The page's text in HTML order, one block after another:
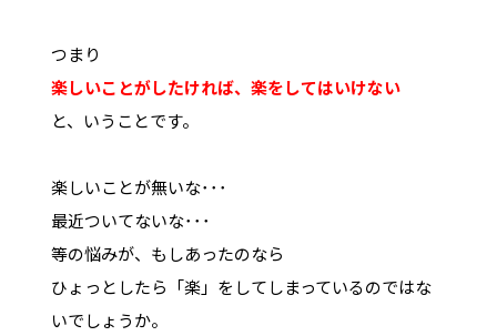
つまり
楽しいことがしたければ、楽をしてはいけない
と、いうことです。
楽しいことが無いな･･･
最近ついてないな･･･
等の悩みが、もしあったのなら
ひょっとしたら「楽」をしてしまっているのではな
いでしょうか。